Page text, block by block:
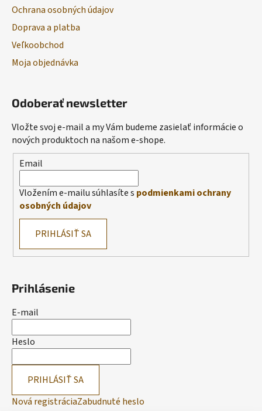
Ochrana osobných údajov
Doprava a platba
Veľkoobchod
Moja objednávka
Odoberať newsletter
Vložte svoj e-mail a my Vám budeme zasielať informácie o
nových produktoch na našom e-shope.
Email
Vložením e-mailu súhlasíte s podmienkami ochrany
osobných údajov
PRIHLÁSIŤ SA
Prihlásenie
E-mail
Heslo
PRIHLÁSIŤ SA
Nová registráciaZabudnuté heslo